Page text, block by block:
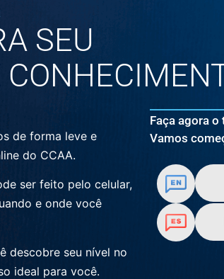
SEU
de forma leve e
do CCAA.
ser feito pelo celular,
e onde você
descobre seu nível no
ideal para você.
Faça agora o
Vamos